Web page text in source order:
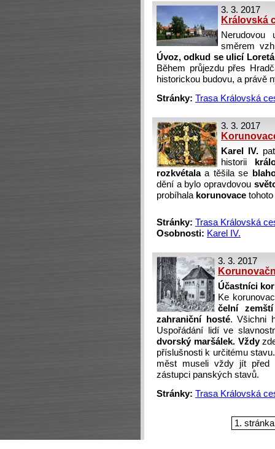
3. 3. 2017
Královská
Nerudovou
směrem
Úvoz, odkud se ulicí
Během průjezdu přes
historickou budovu, a právě
Stránky: Trasa Královská
3. 3. 2017
Karel IV.
historii
rozkvétalaa těšila se
dění a bylo opravdovou
probíhala korunovace
Stránky: Trasa Královská
Osobnosti: Karel IV.
3. 3. 2017
Účastníci
Ke
čelní
zahraniční hosté. Všichni
Uspořádání lidí ve
dvorský maršálek. Vždy
příslušnosti k určitému
měst museli vždy jít před
zástupci panských stavů.
Stránky: Trasa Královská
1.